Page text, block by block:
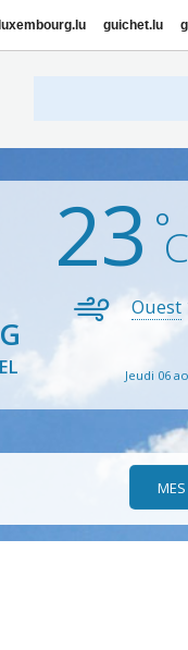
luxembourg.lu guichet.lu
23
Ouest
Jeudi 06